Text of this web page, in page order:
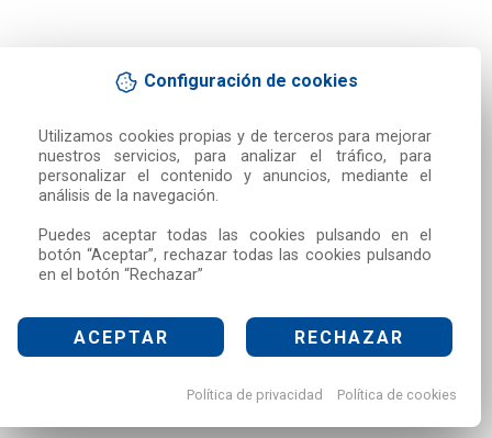
Configuración de cookies
Utilizamos cookies propias y de terceros para mejorar
nuestros servicios, para analizar el tráfico, para
personalizar el contenido y anuncios, mediante el
análisis de la navegación.
Puedes aceptar todas las cookies pulsando en el
botón “Aceptar”, rechazar todas las cookies pulsando
en el botón “Rechazar”
ACEPTAR RECHAZAR
Política de privacidad Política de cookies